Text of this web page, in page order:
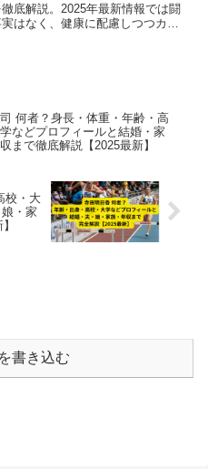
底解説。2025年最新情報では闘
はなく、健康に配慮しつつカナ
何者？身長・体重・年齢・高
などプロフィールと結婚・家
まで徹底解説【2025最新】
校・大
・家
書き込む